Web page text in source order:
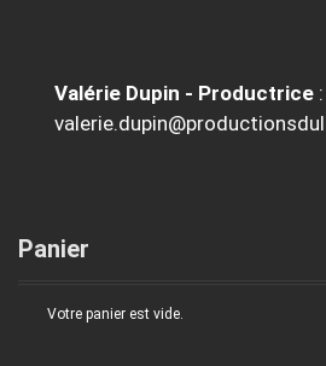
Valérie Dupin - Productrice :
Panier
Votre panier est vide.